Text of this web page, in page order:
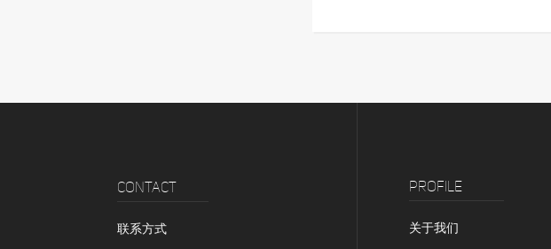
CONTACT
联系方式
PROFILE
关于我们